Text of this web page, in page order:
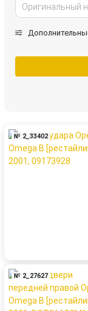
№ 2_33402
№ 2_27627